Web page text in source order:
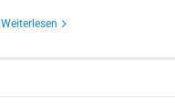
Weiterlesen